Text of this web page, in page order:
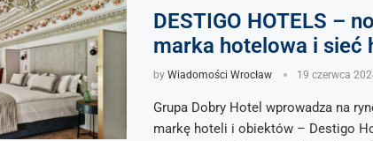
DESTIGO HOTELS –
marka hotelowa i sieć
by Wiadomości Wrocław 19 czerwca
Grupa Dobry Hotel wprowadza na
markę hoteli i obiektów – Destigo